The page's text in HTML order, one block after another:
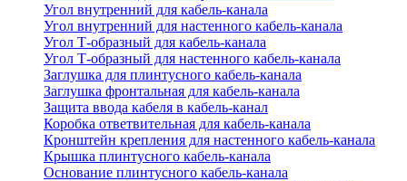
Угол внутренний для кабель-канала
Угол внутренний для настенного кабель-канала
Угол Т-образный для кабель-канала
Угол Т-образный для настенного кабель-канала
Заглушка для плинтусного кабель-канала
Заглушка фронтальная для кабель-канала
Защита ввода кабеля в кабель-канал
Коробка ответвительная для кабель-канала
Кронштейн крепления для настенного кабель-канала
Крышка плинтусного кабель-канала
Основание плинтусного кабель-канала